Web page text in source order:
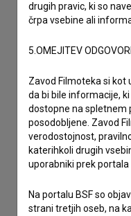
zbiranje, hrambo
drugih pravic, ki so
črpa vsebine ali
5.OMEJITEV
Zavod Filmoteka si kot
da bi bile informacije,
dostopne na spletnem
posodobljene. Zavod
verodostojnost,
katerihkoli drugih
uporabniki prek portala
Na portalu BSF so
strani tretjih oseb, na